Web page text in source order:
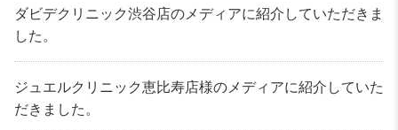
ダビデクリニック渋谷店のメディアに紹介していただきま
した。
ジュエルクリニック恵比寿店様のメディアに紹介していた
だきました。